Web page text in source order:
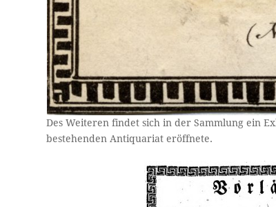
Des Weiteren findet sich in der Sammlung ein
bestehenden Antiquariat eröffnete.